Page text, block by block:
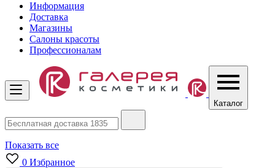
Информация
Доставка
Магазины
Салоны красоты
Профессионалам
Каталог
Показать все
0 Избранное